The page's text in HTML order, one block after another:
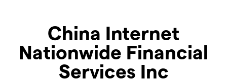
China Internet
Nationwide Financial
Services Inc